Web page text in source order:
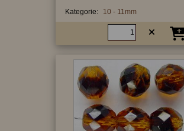
Kategorie: 10 - 11mm